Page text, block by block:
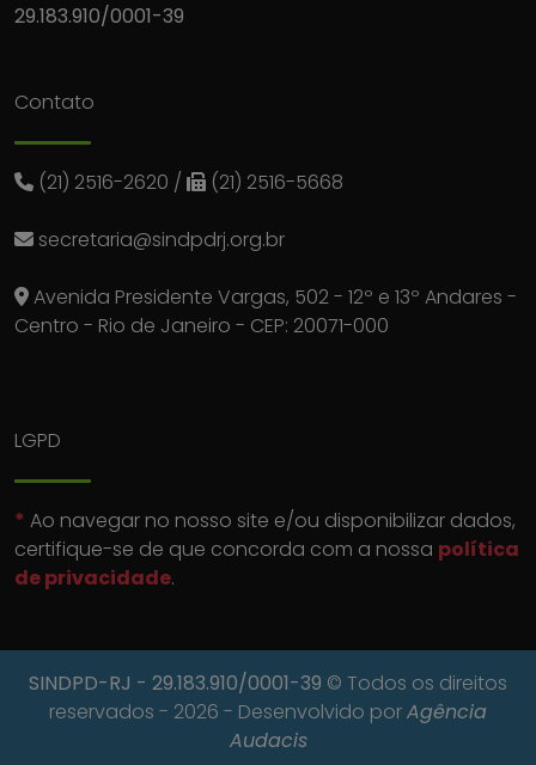
29.183.910/0001-39
Contato
(21) 2516-2620 / (21) 2516-5668
secretaria@sindpdrj.org.br
Avenida Presidente Vargas, 502 - 12º e 13º Andares -
Centro - Rio de Janeiro - CEP: 20071-000
LGPD
* Ao navegar no nosso site e/ou disponibilizar dados,
certifique-se de que concorda com a nossa política
de privacidade.
SINDPD-RJ - 29.183.910/0001-39 © Todos os direitos
reservados - 2026 - Desenvolvido porAgência
Audacis